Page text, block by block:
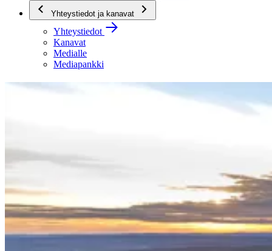
Yhteystiedot ja kanavat
Yhteystiedot
Kanavat
Medialle
Mediapankki